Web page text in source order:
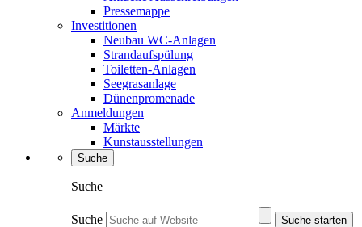
Pressemappe
Investitionen
Neubau WC-Anlagen
Strandaufspülung
Toiletten-Anlagen
Seegrasanlage
Dünenpromenade
Anmeldungen
Märkte
Kunstausstellungen
Suche
Suche
Suche Suche starten